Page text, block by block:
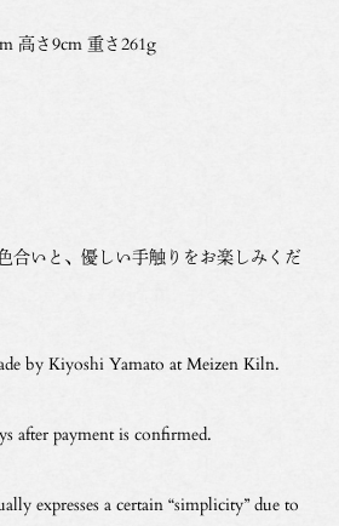
高さ9cm 重さ261g
合いと、優しい手触りをお楽しみくだ
by Kiyoshi Yamato at Meizen Kiln.
after payment is confirmed.
expresses a certain “simplicity” due to